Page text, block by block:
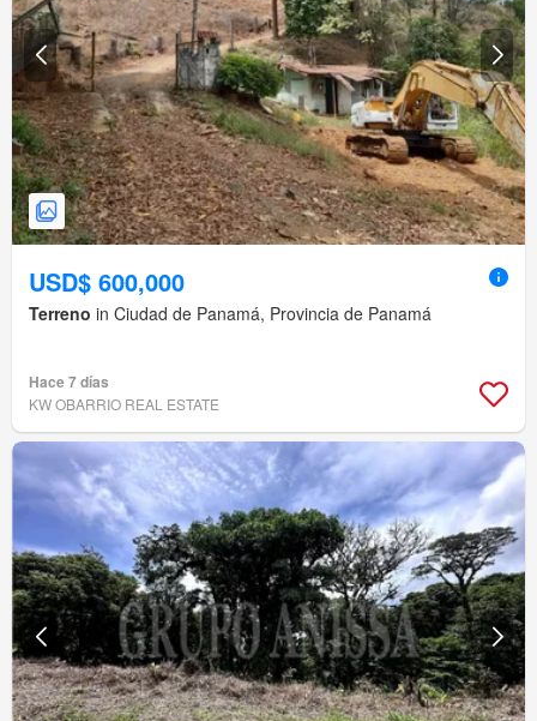
USD$ 600,000
Terreno in Ciudad de Panamá, Provincia de Panamá
Hace 7 días
KW OBARRIO REAL ESTATE